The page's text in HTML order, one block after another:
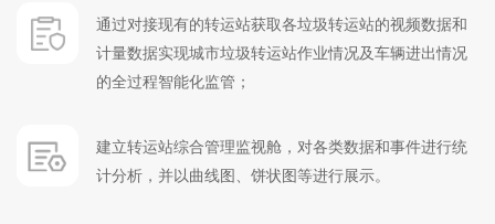
通过对接现有的转运站获取各垃圾转运站的视频数据和
计量数据实现城市垃圾转运站作业情况及车辆进出情况
的全过程智能化监管；
建立转运站综合管理监视舱，对各类数据和事件进行统
计分析，并以曲线图、饼状图等进行展示。